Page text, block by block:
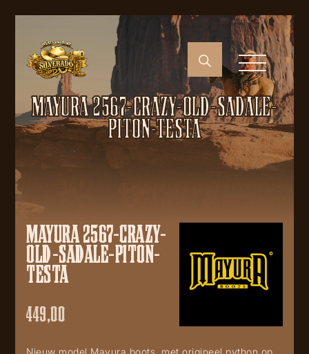
MAYURA 2567-CRAZY-OLD-SADALE-
PITON-TESTA
MAYURA 2567-CRAZY-
OLD-SADALE-PITON-
TESTA
449,00
Nieuw model Mayura boots, met origineel python op